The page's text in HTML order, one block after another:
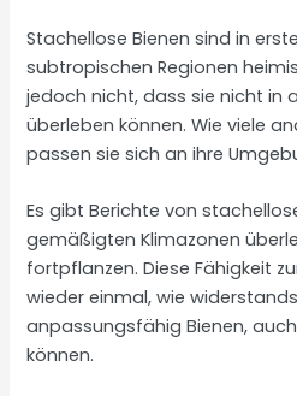
Stachellose Bienen sind in
subtropischen Regionen
jedoch nicht, dass sie nicht in
überleben können. Wie viele
passen sie sich an ihre
Es gibt Berichte von
gemäßigten Klimazonen
fortpflanzen. Diese Fähigkeit
wieder einmal, wie
anpassungsfähig Bienen,
können.